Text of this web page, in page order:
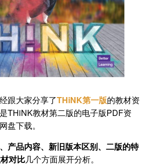
跟大家分享了THiNK第一版的教材资
THiNK教材第二版的电子版PDF资
盘下载。
产品内容、新旧版本区别、二版的特
对比几个方面展开分析。